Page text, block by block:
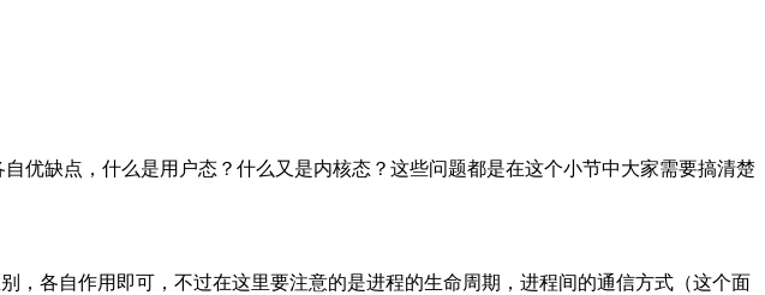
优缺点，什么是用户态？什么又是内核态？这些问题都是在这个小节中大家需要搞清楚
，各自作用即可，不过在这里要注意的是进程的生命周期，进程间的通信方式（这个面